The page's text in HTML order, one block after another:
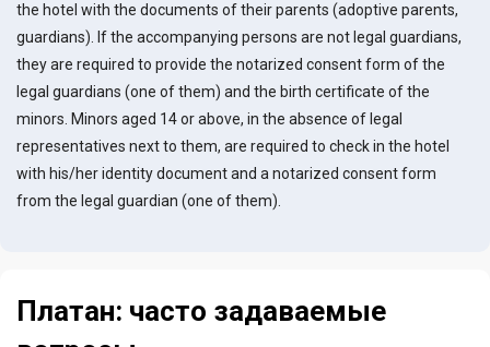
the hotel with the documents of their parents (adoptive parents,
guardians). If the accompanying persons are not legal guardians,
they are required to provide the notarized consent form of the
legal guardians (one of them) and the birth certificate of the
minors. Minors aged 14 or above, in the absence of legal
representatives next to them, are required to check in the hotel
with his/her identity document and a notarized consent form
from the legal guardian (one of them).
Платан: часто задаваемые